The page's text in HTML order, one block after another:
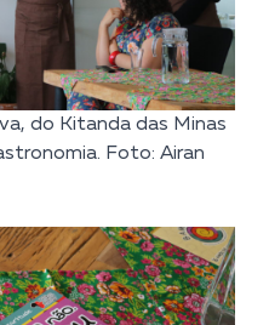
do Kitanda das Minas
Foto: Airan